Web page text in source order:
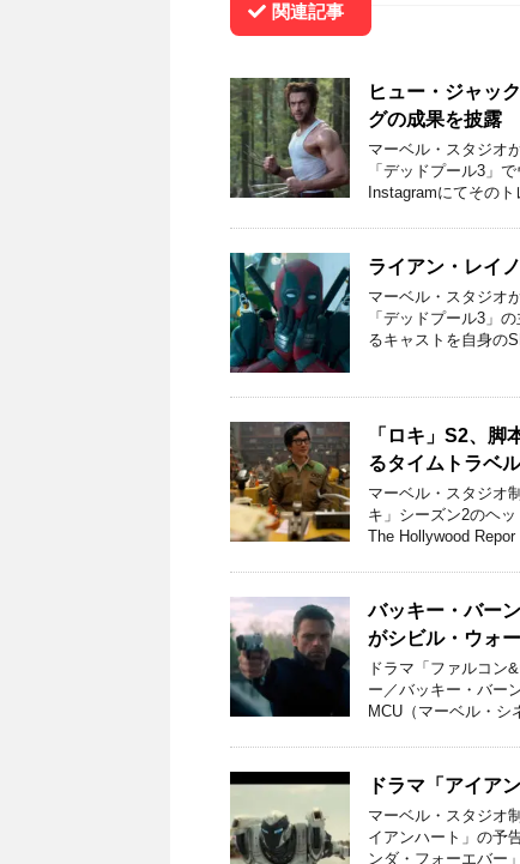
関連記事
ヒュー・ジャッ
グの成果を披露
マーベル・スタジオ
「デッドプール3」
Instagramにてその
ライアン・レイ
マーベル・スタジオ
「デッドプール3」
るキャストを自身の
「ロキ」S2、脚
るタイムトラベ
マーベル・スタジオ
キ」シーズン2のヘ
The Hollywood Repor
バッキー・バー
がシビル・ウォ
ドラマ「ファルコン
ー／バッキー・バー
MCU（マーベル・シ
ドラマ「アイア
マーベル・スタジオ
イアンハート」の予
ンダ・フォーエバー